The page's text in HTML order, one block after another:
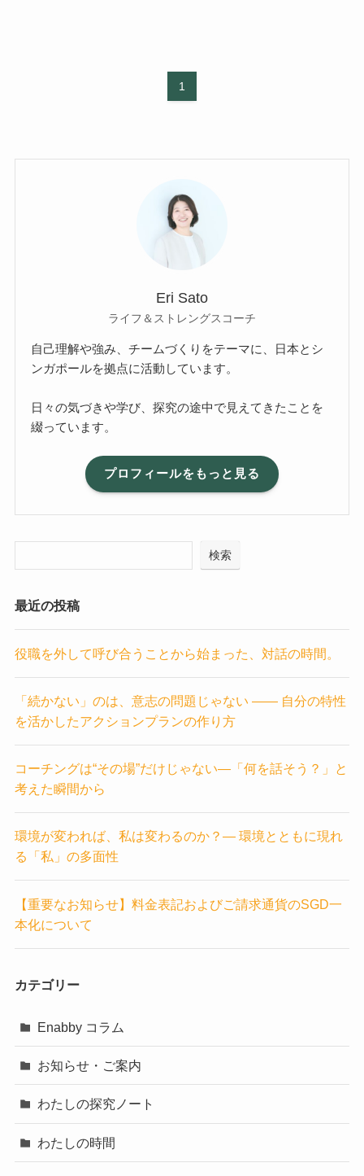
1
Eri Sato
ライフ＆ストレングスコーチ
自己理解や強み、チームづくりをテーマに、日本とシ
ンガポールを拠点に活動しています。
日々の気づきや学び、探究の途中で見えてきたことを
綴っています。
プロフィールをもっと見る
検索
最近の投稿
役職を外して呼び合うことから始まった、対話の時間。
「続かない」のは、意志の問題じゃない —— 自分の特性
を活かしたアクションプランの作り方
コーチングは“その場”だけじゃない―「何を話そう？」と
考えた瞬間から
環境が変われば、私は変わるのか？― 環境とともに現れ
る「私」の多面性
【重要なお知らせ】料金表記およびご請求通貨のSGD一
本化について
カテゴリー
Enabby コラム
お知らせ・ご案内
わたしの探究ノート
わたしの時間